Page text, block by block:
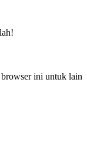
browser ini untuk lain